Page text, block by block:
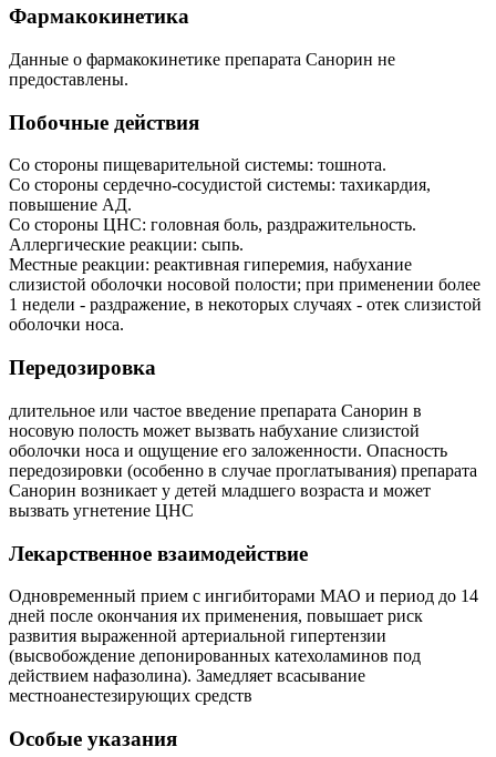
Фармакокинетика
Данные о фармакокинетике препарата Санорин не
предоставлены.
Побочные действия
Со стороны пищеварительной системы: тошнота.
Со стороны сердечно-сосудистой системы: тахикардия,
повышение АД.
Со стороны ЦНС: головная боль, раздражительность.
Аллергические реакции: сыпь.
Местные реакции: реактивная гиперемия, набухание
слизистой оболочки носовой полости; при применении более
1 недели - раздражение, в некоторых случаях - отек слизистой
оболочки носа.
Передозировка
длительное или частое введение препарата Санорин в
носовую полость может вызвать набухание слизистой
оболочки носа и ощущение его заложенности. Опасность
передозировки (особенно в случае проглатывания) препарата
Санорин возникает у детей младшего возраста и может
вызвать угнетение ЦНС
Лекарственное взаимодействие
Одновременный прием с ингибиторами МАО и период до 14
дней после окончания их применения, повышает риск
развития выраженной артериальной гипертензии
(высвобождение депонированных катехоламинов под
действием нафазолина). Замедляет всасывание
местноанестезирующих средств
Особые указания